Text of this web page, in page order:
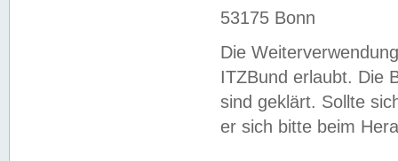
53175 Bonn
Die
ITZBund erlaubt. Die
sind geklärt. Sollte
er sich bitte beim